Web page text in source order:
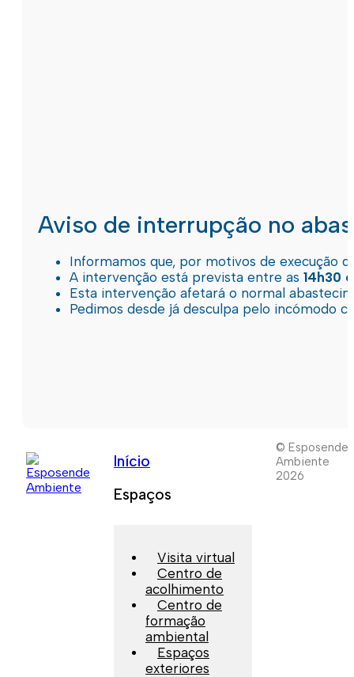
Aviso de interrupção no
Informamos que, por motivos de execução
A intervenção está prevista entre as 14h30
Esta intervenção afetará o normal
Pedimos desde já desculpa pelo incómodo
Início
Espaços
Visita virtual
Centro de
acolhimento
Centro de
formação
ambiental
Espaços
exteriores
© Esposende
Ambiente
2026